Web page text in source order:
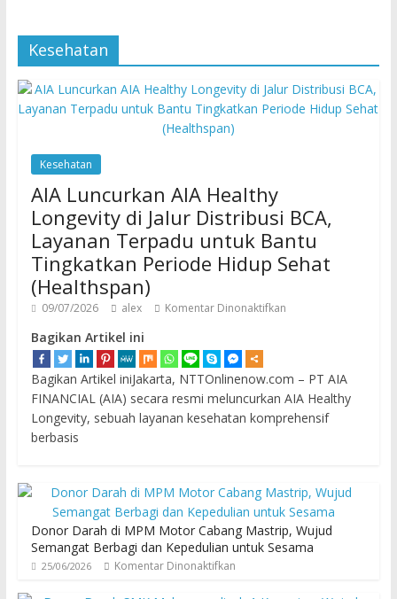
Kesehatan
Kesehatan
AIA Luncurkan AIA Healthy
Longevity di Jalur Distribusi BCA,
Layanan Terpadu untuk Bantu
Tingkatkan Periode Hidup Sehat
(Healthspan)
09/07/2026 alex Komentar Dinonaktifkan
Bagikan Artikel ini
Bagikan Artikel iniJakarta, NTTOnlinenow.com – PT AIA
FINANCIAL (AIA) secara resmi meluncurkan AIA Healthy
Longevity, sebuah layanan kesehatan komprehensif
berbasis
Donor Darah di MPM Motor Cabang Mastrip, Wujud
Semangat Berbagi dan Kepedulian untuk Sesama
25/06/2026 Komentar Dinonaktifkan